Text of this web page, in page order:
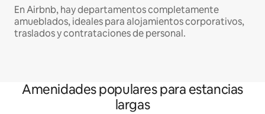
En Airbnb, hay departamentos completamente
amueblados, ideales para alojamientos corporativos,
traslados y contrataciones de personal.
Amenidades populares para estancias
largas